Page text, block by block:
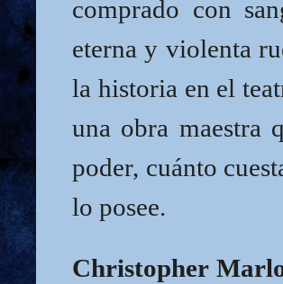
comprado con
eterna y violenta
la historia en el
una obra maestra
poder, cuánto
lo posee.
Christopher